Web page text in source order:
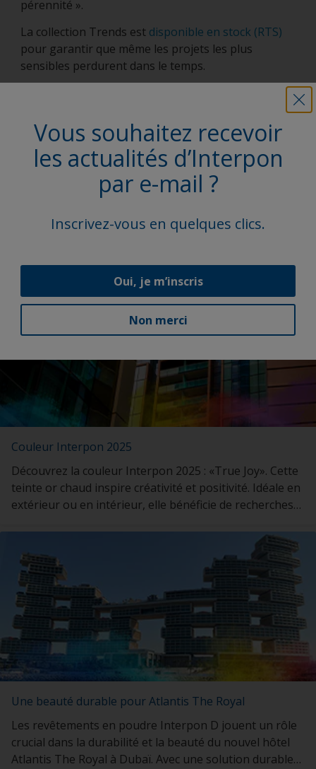
pérennité ».
La collection Trends est disponible en stock (RTS)
pour garantir que même les projets les plus
sensibles perdurent dans le temps.
Couleur Interpon 2025
Découvrez la couleur Interpon 2025 : «True Joy». Cette
teinte or chaud inspire créativité et positivité. Idéale en
extérieur ou en intérieur, elle bénéficie de recherches
Une beauté durable pour Atlantis The Royal
Les revêtements en poudre Interpon D jouent un rôle
crucial dans la durabilité et la beauté du nouvel hôtel
Atlantis The Royal à Dubaï. Avec une solution durable
Vous souhaitez recevoir
les actualités d’Interpon
par e-mail ?
Inscrivez-vous en quelques clics.
Oui, je m’inscris
Non merci